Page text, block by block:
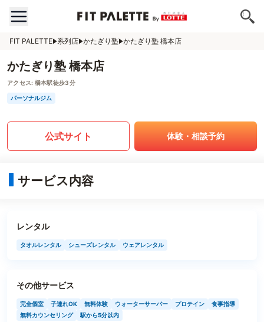
FIT PALETTE 系列店 かたぎり塾 かたぎり塾 橋本店
かたぎり塾 橋本店
アクセス: 橋本駅徒歩3分
パーソナルジム
公式サイト 体験・相談予約
サービス内容
レンタル
タオルレンタル シューズレンタル ウェアレンタル
その他サービス
完全個室 子連れOK 無料体験 ウォーターサーバー プロテイン
食事指導
無料カウンセリング
駅から5分以内